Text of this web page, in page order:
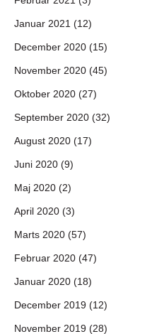
Januar 2021 (12)
December 2020 (15)
November 2020 (45)
Oktober 2020 (27)
September 2020 (32)
August 2020 (17)
Juni 2020 (9)
Maj 2020 (2)
April 2020 (3)
Marts 2020 (57)
Februar 2020 (47)
Januar 2020 (18)
December 2019 (12)
November 2019 (28)